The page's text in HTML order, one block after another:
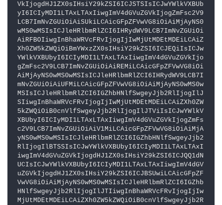
VkIjogdHJ1ZX0sIHsiY29kZSI6ICJSTSIsICJwYWlkVXBUb
yI6ICIyMDI1LTAxLTAxIiwgImV4dGVuZGVkIjogZmFsc2V9
LCB7ImNvZGUiOiAiSUkiLCAicGFpZFVwVG8iOiAiMjAyNS0
wMS0wMSIsICJleHRlbmRlZCI6IHRydWV9LCB7ImNvZGUiOi
AiRFBOIiwgInBhaWRVcFRvIjogIjIwMjUtMDEtMDEiLCAiZ
Xh0ZW5kZWQiOiBmYWxzZX0sIHsiY29kZSI6ICJEQiIsICJw
YWlkVXBUbyI6ICIyMDI1LTAxLTAxIiwgImV4dGVuZGVkIjo
gZmFsc2V9LCB7ImNvZGUiOiAiREMiLCAicGFpZFVwVG8iOi
AiMjAyNS0wMS0wMSIsICJleHRlbmRlZCI6IHRydWV9LCB7I
mNvZGUiOiAiUFMiLCAicGFpZFVwVG8iOiAiMjAyNS0wMS0w
MSIsICJleHRlbmRlZCI6IGZhbHNlfSwgeyJjb2RlIjogIlJ
SIiwgInBhaWRVcFRvIjogIjIwMjUtMDEtMDEiLCAiZXh0ZW
5kZWQiOiB0cnVlfSwgeyJjb2RlIjogIlJTViIsICJwYWlkV
XBUbyI6ICIyMDI1LTAxLTAxIiwgImV4dGVuZGVkIjogZmFs
c2V9LCB7ImNvZGUiOiAiV1MiLCAicGFpZFVwVG8iOiAiMjA
yNS0wMS0wMSIsICJleHRlbmRlZCI6IGZhbHNlfSwgeyJjb2
RlIjogIlBTSSIsICJwYWlkVXBUbyI6ICIyMDI1LTAxLTAxI
iwgImV4dGVuZGVkIjogdHJ1ZX0sIHsiY29kZSI6ICJQQ1dN
UCIsICJwYWlkVXBUbyI6ICIyMDI1LTAxLTAxIiwgImV4dGV
uZGVkIjogdHJ1ZX0sIHsiY29kZSI6ICJBSUwiLCAicGFpZF
VwVG8iOiAiMjAyNS0wMS0wMSIsICJleHRlbmRlZCI6IGZhb
HNlfSwgeyJjb2RlIjogIlJTIiwgInBhaWRVcFRvIjogIjIw
MjUtMDEtMDEiLCAiZXh0ZW5kZWQiOiB0cnVlfSwgeyJjb2R